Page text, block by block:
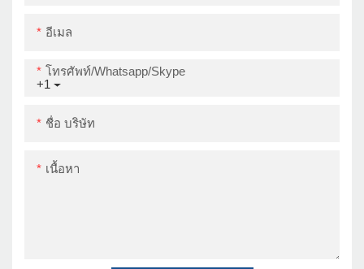
อีเมล
+1
โทรศัพท์/whatsapp/skype
ชื่อ บริษัท
เนื้อหา